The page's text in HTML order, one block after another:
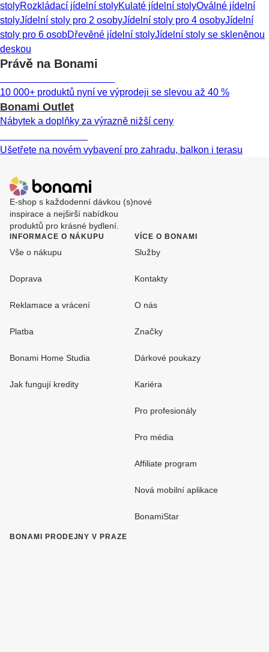
stolyRozkládací jídelní stolyKulaté jídelní stolyOválné jídelní
stolyJídelní stoly pro 2 osobyJídelní stoly pro 4 osobyJídelní
stoly pro 6 osobDřevěné jídelní stolyJídelní stoly se skleněnou
deskou
Právě na Bonami
10 000+ produktů nyní ve výprodeji se slevou až 40 %
Bonami Outlet
Nábytek a doplňky za výrazně nižší ceny
Ušetřete na novém vybavení pro zahradu, balkon i terasu
E-shop s každodenní dávkou (s)nové
inspirace a nejširší nabídkou
produktů pro krásné bydlení.
INFORMACE O NÁKUPU
Vše o nákupu
Doprava
Reklamace a vrácení
Platba
Bonami Home Studia
Jak fungují kredity
VÍCE O BONAMI
Služby
Kontakty
O nás
Značky
Dárkové poukazy
Kariéra
Pro profesionály
Pro média
Affiliate program
Nová mobilní aplikace
BonamiStar
BONAMI PRODEJNY V PRAZE